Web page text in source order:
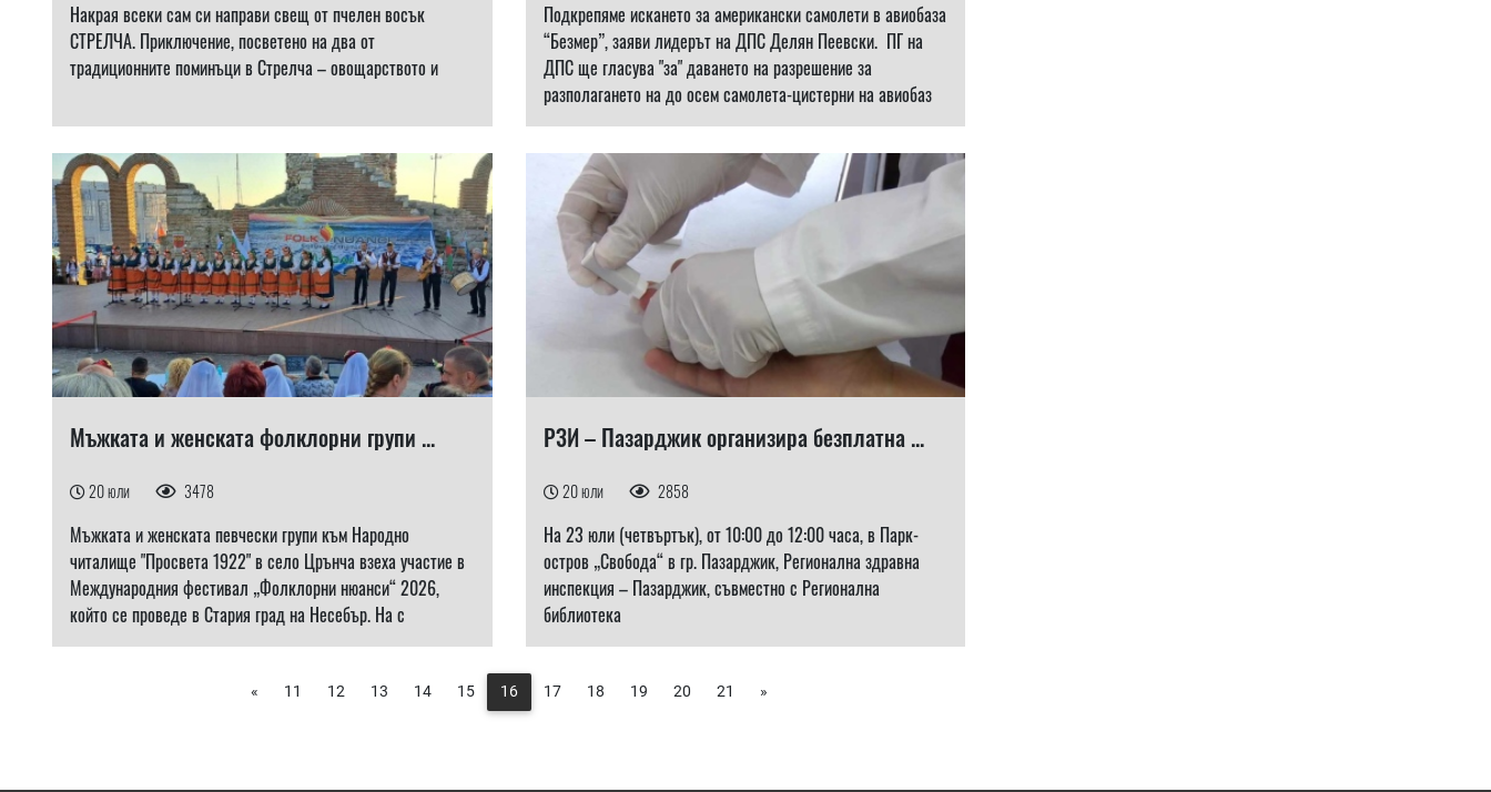
Накрая всеки сам си направи свещ от пчелен восък
СТРЕЛЧА. Приключение, посветено на два от
традиционните поминъци в Стрелча – овощарството и
Подкрепяме искането за американски самолети в авиобаза
“Безмер”, заяви лидерът на ДПС Делян Пеевски. ПГ на
ДПС ще гласува "за" даването на разрешение за
разполагането на до осем самолета-цистерни на авиобаз
Мъжката и женската фолклорни групи ...
20 юли 3478
Мъжката и женската певчески групи към Народно
читалище "Просвета 1922" в село Црънча взеха участие в
Международния фестивал „Фолклорни нюанси“ 2026,
който се проведе в Стария град на Несебър. На с
РЗИ – Пазарджик организира безплатна ...
20 юли 2858
На 23 юли (четвъртък), от 10:00 до 12:00 часа, в Парк-
остров „Свобода“ в гр. Пазарджик, Регионална здравна
инспекция – Пазарджик, съвместно с Регионална
библиотека
« 11 12 13 14 15 16 17 18 19 20 21 »